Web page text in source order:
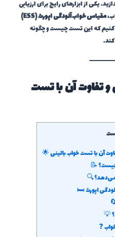
یکی از ابزارهای رایج برای ارزیابی
مقیاس خواب‌آلودگی اپورث (ESS)
کنیم که این تست چیست و چگونه
تفاوت آن با تست
آن با تست خواب بالینی 🌟
📝
🔍
اپورث 🛏️
💡
❓